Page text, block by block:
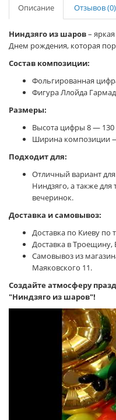
Описание Отзывов (0)
Ниндзяго из шаров–
Днем рождения, которая
Состав композиции:
Фольгированная
Фигура Ллойда
Размеры:
Высота цифры 8 — 130
Ширина композиции
Подходит для:
Отличный вариант
Ниндзяго, а также
вечеринок.
Доставка и самовывоз:
Доставка по Киеву по
Доставка в
Самовывоз из
Маяковского 11.
Создайте атмосферу
"Ниндзяго из шаров"!